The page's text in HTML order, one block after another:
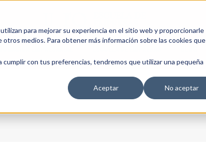
para mejorar su experiencia en el sitio web y proporcionarle
medios. Para obtener más información sobre las cookies que
con tus preferencias, tendremos que utilizar una pequeña
Aceptar
No aceptar